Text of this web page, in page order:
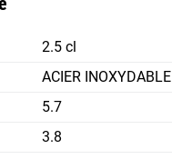
2.5 cl
ACIER INOXYDABLE
5.7
3.8